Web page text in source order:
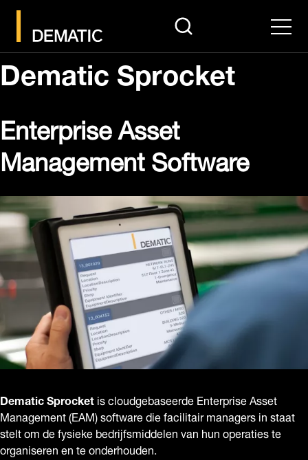
search Menu
Dematic Sprocket
Enterprise Asset
Management Software
Dematic Sprocketis cloudgebaseerde Enterprise Asset
Management (EAM) software die facilitair managers in staat
stelt om de fysieke bedrijfsmiddelen van hun operaties te
organiseren en te onderhouden.